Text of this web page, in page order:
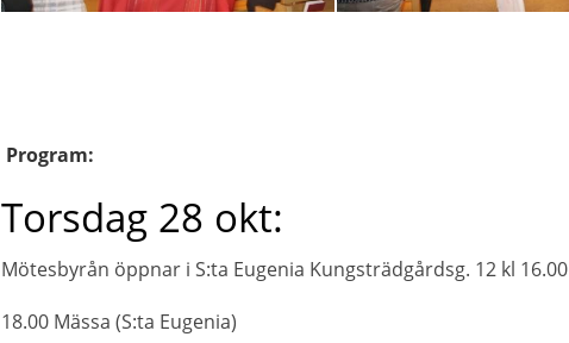
Program:
Torsdag 28 okt:
Mötesbyrån öppnar i S:ta Eugenia Kungsträdgårdsg. 12 kl 16.00
18.00 Mässa (S:ta Eugenia)